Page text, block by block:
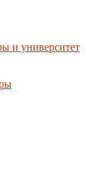
и университет